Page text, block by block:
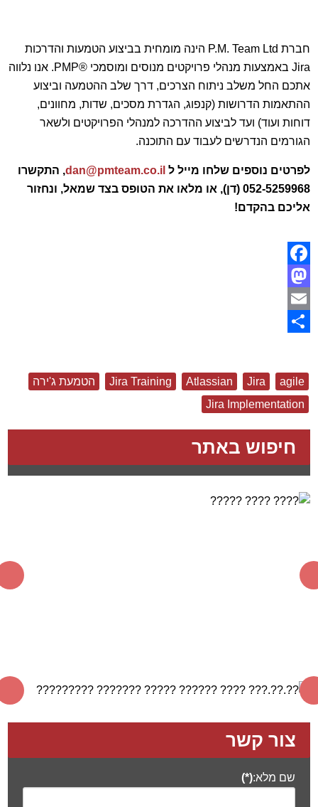
חברת P.M. Team Ltd הינה מומחית בביצוע הטמעות והדרכות
Jira באמצעות מנהלי פרויקטים מנוסים ומוסמכי ®PMP. אנו נלווה
אתכם החל משלב ניתוח הצרכים, דרך שלב ההטמעה וביצוע
ההתאמות הדרושות (קנפוג, הגדרת מסכים, שדות, מחוונים,
דוחות ועוד) ועד לביצוע ההדרכה למנהלי הפרויקטים ולשאר
הגורמים הנדרשים לעבוד עם התוכנה.
לפרטים נוספים שלחו מייל ל dan@pmteam.co.il, התקשרו
052-5259968 (דן), או מלאו את הטופס בצד שמאל, ונחזור
אליכם בהקדם!
Facebook
Mastodon
Email
agile
Jira
Atlassian
Jira Training
הטמעת ג'ירה
Jira Implementation
חיפוש באתר
צור קשר
שם מלא:(*)